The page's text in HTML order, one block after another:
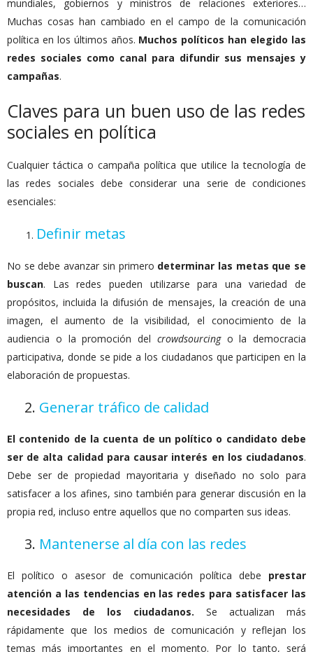
mundiales, gobiernos y ministros de relaciones exteriores…
Muchas cosas han cambiado en el campo de la comunicación
política en los últimos años. Muchos políticos han elegido las
redes sociales como canal para difundir sus mensajes y
campañas.
Claves para un buen uso de las redes
sociales en política
Cualquier táctica o campaña política que utilice la tecnología de
las redes sociales debe considerar una serie de condiciones
esenciales:
Definir metas
No se debe avanzar sin primero determinar las metas que se
buscan. Las redes pueden utilizarse para una variedad de
propósitos, incluida la difusión de mensajes, la creación de una
imagen, el aumento de la visibilidad, el conocimiento de la
audiencia o la promoción del crowdsourcingo la democracia
participativa, donde se pide a los ciudadanos que participen en la
elaboración de propuestas.
2. Generar tráfico de calidad
El contenido de la cuenta de un político o candidato debe
ser de alta calidad para causar interés en los ciudadanos.
Debe ser de propiedad mayoritaria y diseñado no solo para
satisfacer a los afines, sino también para generar discusión en la
propia red, incluso entre aquellos que no comparten sus ideas.
3. Mantenerse al día con las redes
El político o asesor de comunicación política debe prestar
atención a las tendencias en las redes para satisfacer las
necesidades de los ciudadanos. Se actualizan más
rápidamente que los medios de comunicación y reflejan los
temas más importantes en el momento. Por lo tanto, será